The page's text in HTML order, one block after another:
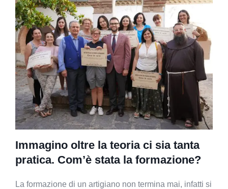
Immagino oltre la teoria ci sia tanta
pratica. Com’è stata la formazione?
La formazione di un artigiano non termina mai, infatti si